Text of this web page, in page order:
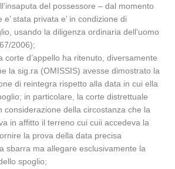
del possessore – dal momento
stata privata e’ in condizione di
usando la diligenza ordinaria dell’uomo
2006);
corte d’appello ha ritenuto, diversamente
la sig.ra (OMISSIS) avesse dimostrato la
di reintegra rispetto alla data in cui ella
in particolare, la corte distrettuale
considerazione della circostanza che la
in affitto il terreno cui cuii accedeva la
la prova della data precisa
sbarra ma allegare esclusivamente la
spoglio;